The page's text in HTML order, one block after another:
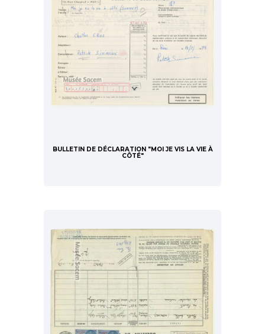
BULLETIN DE DÉCLARATION "MOI JE VIS LA VIE À
CÔTÉ"